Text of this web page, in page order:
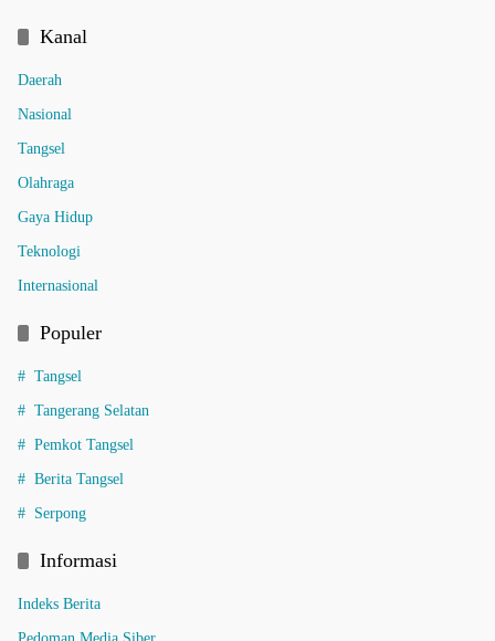
Kanal
Daerah
Nasional
Tangsel
Olahraga
Gaya Hidup
Teknologi
Internasional
Populer
Tangsel
Tangerang Selatan
Pemkot Tangsel
Berita Tangsel
Serpong
Informasi
Indeks Berita